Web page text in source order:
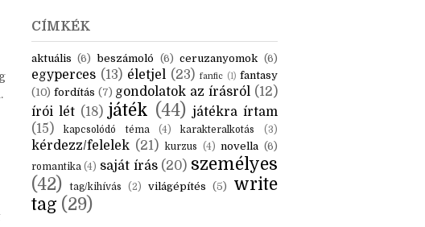
Tiszteljük meg a másik alkotót! ;)
CÍMKÉK
aktuális (6) beszámoló (6) ceruzanyomok (6)
egyperces (13) életjel (23) fanfic (1) fantasy
(10) fordítás (7) gondolatok az írásról (12)
írói lét
(18) játék (44) játékra írtam
(15)
kapcsolódó téma (4) karakteralkotás (3)
kérdezz/felelek